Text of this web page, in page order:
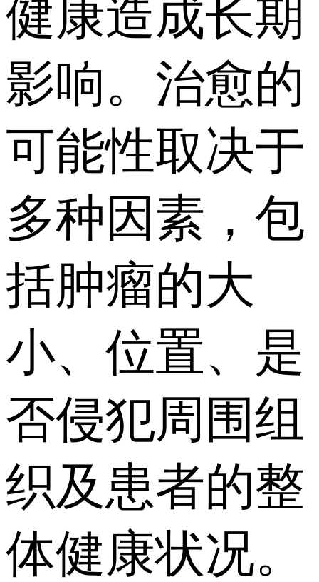
健康造成长期
影响。治愈的
可能性取决于
多种因素，包
括肿瘤的大
小、位置、是
否侵犯周围组
织及患者的整
体健康状况。